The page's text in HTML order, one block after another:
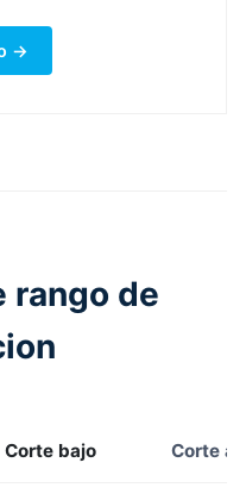
→
rango de
Corte bajo Corte